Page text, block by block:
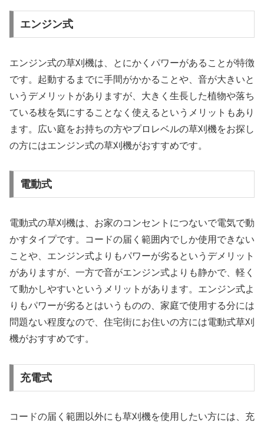
エンジン式
エンジン式の草刈機は、とにかくパワーがあることが特徴
です。起動するまでに手間がかかることや、音が大きいと
いうデメリットがありますが、大きく生長した植物や落ち
ている枝を気にすることなく使えるというメリットもあり
ます。広い庭をお持ちの方やプロレベルの草刈機をお探し
の方にはエンジン式の草刈機がおすすめです。
電動式
電動式の草刈機は、お家のコンセントにつないで電気で動
かすタイプです。コードの届く範囲内でしか使用できない
ことや、エンジン式よりもパワーが劣るというデメリット
がありますが、一方で音がエンジン式よりも静かで、軽く
て動かしやすいというメリットがあります。エンジン式よ
りもパワーが劣るとはいうものの、家庭で使用する分には
問題ない程度なので、住宅街にお住いの方には電動式草刈
機がおすすめです。
充電式
コードの届く範囲以外にも草刈機を使用したい方には、充